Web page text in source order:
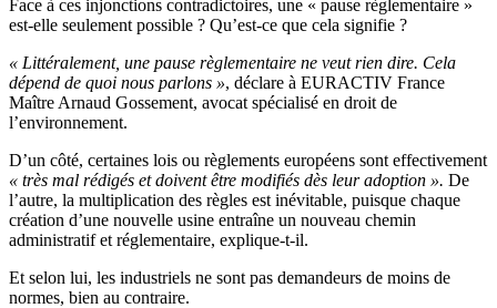
Face à ces injonctions contradictoires, une « pause règlementaire »
est-elle seulement possible ? Qu’est-ce que cela signifie ?
« Littéralement, une pause règlementaire ne veut rien dire. Cela
dépend de quoi nous parlons », déclare à EURACTIV France
Maître Arnaud Gossement, avocat spécialisé en droit de
l’environnement.
D’un côté, certaines lois ou règlements européens sont effectivement
« très mal rédigés et doivent être modifiés dès leur adoption ». De
l’autre, la multiplication des règles est inévitable, puisque chaque
création d’une nouvelle usine entraîne un nouveau chemin
administratif et réglementaire, explique-t-il.
Et selon lui, les industriels ne sont pas demandeurs de moins de
normes, bien au contraire.